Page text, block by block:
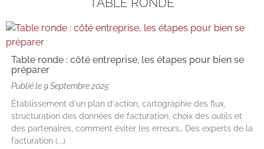
Table ronde : côté entreprise, les étapes pour bien se
préparer
Publié le9 Septembre 2025
Établissement d'un plan d'action, cartographie des flux,
structuration des données de facturation, choix des outils et
des partenaires, comment éviter les erreurs… Des experts de la
facturation (...)